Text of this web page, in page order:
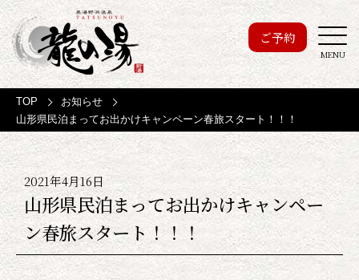
ご予約
MENU
TOP
お知らせ
山形県民泊まってお出かけキャンペーン春旅スタート！！！
2021年4月16日
山形県民泊まってお出かけキャンペー
ン春旅スタート！！！